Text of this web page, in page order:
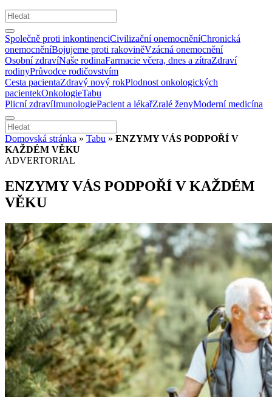
Společně proti inkontinenciCivilizační onemocněníChronická
onemocněníBojujeme proti rakoviněVzácná onemocnění
Osobní zdravíNaše rodinaFarmacie včera, dnes a zítraZdraví
rodinyPrůvodce rodičovstvím
Cesta pacientaZdravý nový rokPlodnost onkologických
pacientekOnkologieTabu
Plicní zdravíImunologiePacient a lékařZralé ženyModerní medicína
Domovská stránka » Tabu » ENZYMY VÁS PODPOŘÍ V
KAŽDÉM VĚKU
ADVERTORIAL
ENZYMY VÁS PODPOŘÍ V KAŽDÉM
VĚKU